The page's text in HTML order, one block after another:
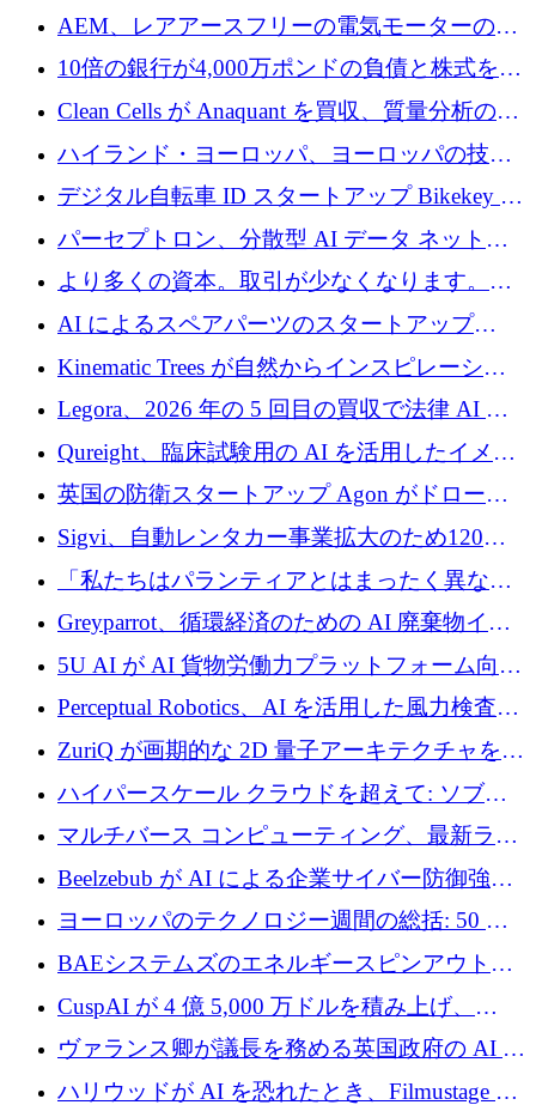
ルを獲得し、企業運営向けにエージェント AI
を拡張
AEM、レアアースフリーの電気モーターの革
新を加速するために1,600万ポンドを確保
10倍の銀行が4,000万ポンドの負債と株式を調
達
Clean Cells が Anaquant を買収、質量分析の専
門知識によるバイオ医薬品の品質管理を拡大
ハイランド・ヨーロッパ、ヨーロッパの技術
規模拡大を支援するために11億ユーロのファ
ンドVIを閉鎖
デジタル自転車 ID スタートアップ Bikekey が
TÖNNJES への投資を確保
パーセプトロン、分散型 AI データ ネットワ
ークの構築に 650 万ドルを調達
より多くの資本。取引が少なくなります。
2026 年上半期がヨーロッパのテクノロジーに
ついて語ること
AI によるスペアパーツのスタートアップ
Intropy が 1,100 万ドルを調達
Kinematic Trees が自然からインスピレーショ
ンを得たロボット ソフトウェアを拡張するた
めに 58 万 5,000 ポンドを調達
Legora、2026 年の 5 回目の買収で法律 AI ス
タートアップ Wexler を買収
Qureight、臨床試験用の AI を活用したイメー
ジング プラットフォームを拡張するためにシ
リーズ B で 2,000 万ドルを確保
英国の防衛スタートアップ Agon がドローン
攻撃に対抗する仮想戦場を構築、3,000 万ドル
を調達
Sigvi、自動レンタカー事業拡大のため120万
ユーロを調達
「私たちはパランティアとはまったく異なる
会社です」とフランス人の「控えめな」後任
者は言う
Greyparrot、循環経済のための AI 廃棄物イン
テリジェンスを拡張するためにシリーズ B で
2,700 万ドルを確保
5U AI が AI 貨物労働力プラットフォーム向け
に 320 万ドルのプレシードを獲得
Perceptual Robotics、AI を活用した風力検査の
規模拡大に向けて 400 万ポンド以上を確保
ZuriQ が画期的な 2D 量子アーキテクチャを拡
張するために 2,550 万ドルを調達
ハイパースケール クラウドを超えて: ソブリ
ン コンピューティングに対する DFINITY の
ビジョン
マルチバース コンピューティング、最新ラウ
ンドで最大 5 億 7,000 万ドルを目標
Beelzebub が AI による企業サイバー防御強化
のために 300 万ユーロを調達
ヨーロッパのテクノロジー週間の総括: 50 以
上の取引に 10 億ユーロ以上を投資
BAEシステムズのエネルギースピンアウト原
子力タービンが1500万ポンドの資金調達でス
テルスから浮上
CuspAI が 4 億 5,000 万ドルを積み上げ、
Resist.UA が 5,000 万ユーロの基金を立ち上
げ、DSIT が廃止される
ヴァランス卿が議長を務める英国政府の AI タ
スクフォースが発足
ハリウッドが AI を恐れたとき、Filmustage は